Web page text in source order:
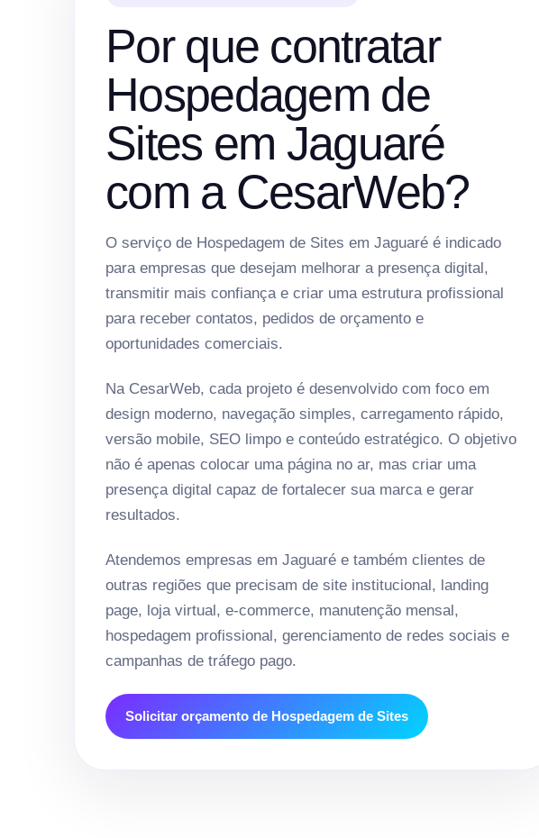
Por que contratar
Hospedagem de
Sites em Jaguaré
com a CesarWeb?
O serviço de Hospedagem de Sites em Jaguaré é indicado
para empresas que desejam melhorar a presença digital,
transmitir mais confiança e criar uma estrutura profissional
para receber contatos, pedidos de orçamento e
oportunidades comerciais.
Na CesarWeb, cada projeto é desenvolvido com foco em
design moderno, navegação simples, carregamento rápido,
versão mobile, SEO limpo e conteúdo estratégico. O objetivo
não é apenas colocar uma página no ar, mas criar uma
presença digital capaz de fortalecer sua marca e gerar
resultados.
Atendemos empresas em Jaguaré e também clientes de
outras regiões que precisam de site institucional, landing
page, loja virtual, e-commerce, manutenção mensal,
hospedagem profissional, gerenciamento de redes sociais e
campanhas de tráfego pago.
Solicitar orçamento de Hospedagem de Sites